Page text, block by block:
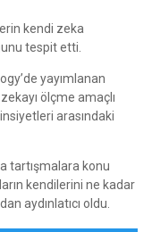
kendi zeka
tespit etti.
yayımlanan
ölçme amaçlı
arasındaki
tartışmalara konu
kendilerini ne kadar
aydınlatıcı oldu.